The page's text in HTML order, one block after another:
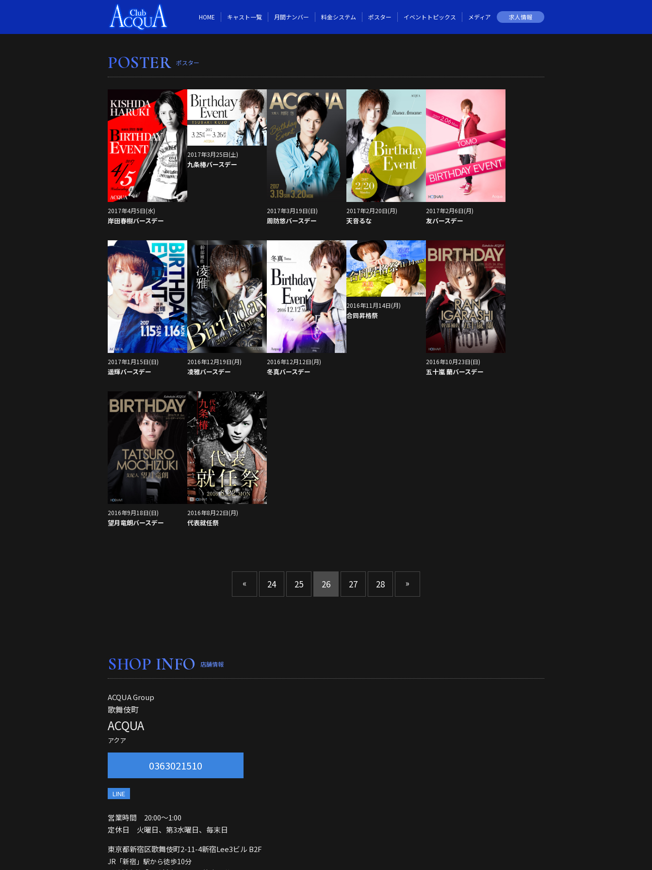
求人情報
HOME キャスト一覧 月間ナンバー 料金システム ポスター イベントトピックス メディア
POSTER ポスター
2017年4月5日(水)
岸田春樹バースデー
2017年3月25日(土)
九条椿バースデー
2017年3月19日(日)
周防悠バースデー
2017年2月20日(月)
天音るな
2017年2月6日(月)
友バースデー
2017年1月15日(日)
遥輝バースデー
2016年12月19日(月)
凌雅バースデー
2016年12月12日(月)
冬真バースデー
2016年11月14日(月)
合同昇格祭
2016年10月23日(日)
五十嵐 蘭バースデー
2016年9月18日(日)
望月竜朗バースデー
2016年8月22日(月)
代表就任祭
« 24 25 26 27 28 »
SHOP INFO 店舗情報
ACQUA Group
歌舞伎町
ACQUA
アクア
0363021510
LINE
営業時間 20:00〜1:00
定休日 火曜日、第3水曜日、毎末日
東京都新宿区歌舞伎町2-11-4新宿Lee3ビル B2F
JR「新宿」駅から徒歩10分